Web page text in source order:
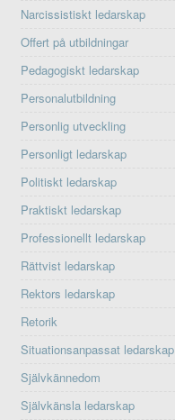
Narcissistiskt ledarskap
Offert på utbildningar
Pedagogiskt ledarskap
Personalutbildning
Personlig utveckling
Personligt ledarskap
Politiskt ledarskap
Praktiskt ledarskap
Professionellt ledarskap
Rättvist ledarskap
Rektors ledarskap
Retorik
Situationsanpassat ledarskap
Självkännedom
Självkänsla ledarskap